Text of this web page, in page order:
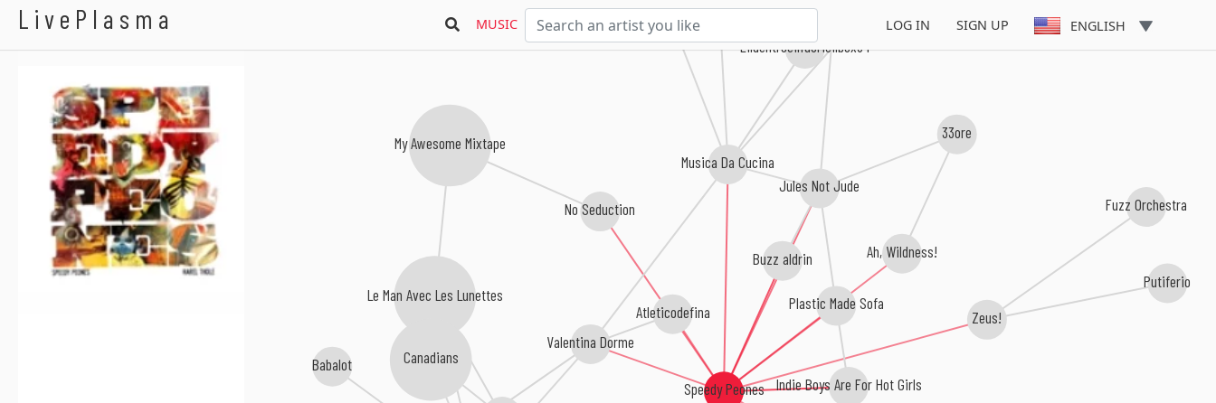
LivePlasma MUSIC LOG IN SIGN UP ENGLISH
Speedy Peones Indie Boys Are For Hot Girls
Buzz aldrin
Musica Da Cucina
Jules Not Jude
Plastic Made Sofa
No Seduction
Valentina Dorme
Zeus!
Ah, Wildness!
Atleticodefina
Putiferio
33ore
My Awesome Mixtape
Eildentroeilfuorieilbox84
Babalot
Le Man Avec Les Lunettes
Canadians
Fuzz Orchestra
Speedy Peones